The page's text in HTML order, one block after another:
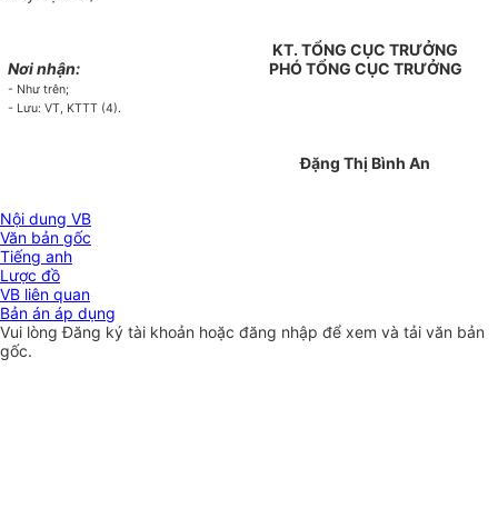
Nơi nhận:
- Như trên;
- Lưu: VT, KTTT (4).
KT. TỔNG CỤC TRƯỞNG
PHÓ TỔNG CỤC TRƯỞNG
Đặng Thị Bình An
Nội dung VB
Văn bản gốc
Tiếng anh
Lược đồ
VB liên quan
Bản án áp dụng
Vui lòngĐăng ký tài khoản hoặc đăng nhập để xem và tải văn bản
gốc.